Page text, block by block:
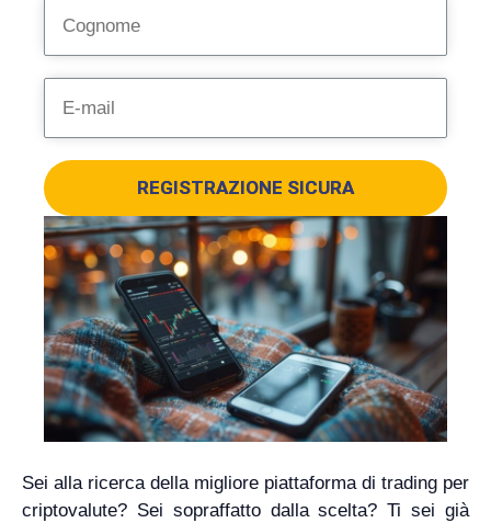
REGISTRAZIONE SICURA
Sei alla ricerca della migliore piattaforma di trading per
criptovalute? Sei sopraffatto dalla scelta? Ti sei già